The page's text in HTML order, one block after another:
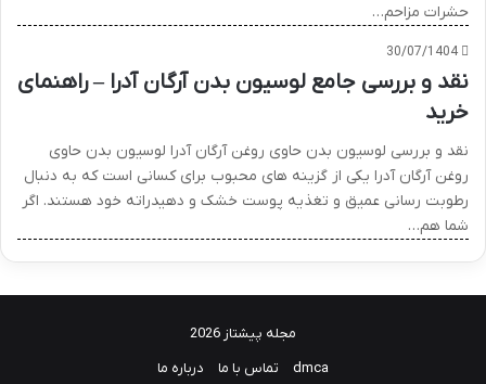
حشرات مزاحم…
30/07/1404
نقد و بررسی جامع لوسیون بدن آرگان آدرا – راهنمای
خرید
نقد و بررسی لوسیون بدن حاوی روغن آرگان آدرا لوسیون بدن حاوی
روغن آرگان آدرا یکی از گزینه های محبوب برای کسانی است که به دنبال
رطوبت رسانی عمیق و تغذیه پوست خشک و دهیدراته خود هستند. اگر
شما هم…
مجله پیشتاز 2026
dmca
تماس با ما درباره ما